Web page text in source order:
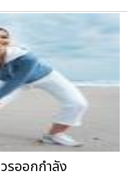
ออกกำลัง